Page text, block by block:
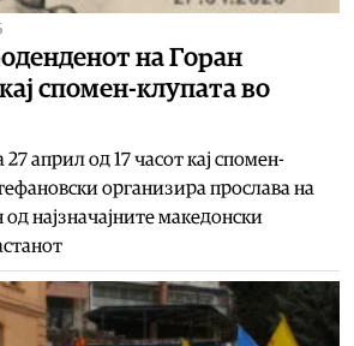
на Горан
спомен-клупата во
април од 17 часот кај спомен-
организира прослава на
најзначајните македонски